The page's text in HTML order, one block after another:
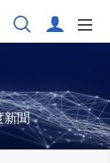
新聞